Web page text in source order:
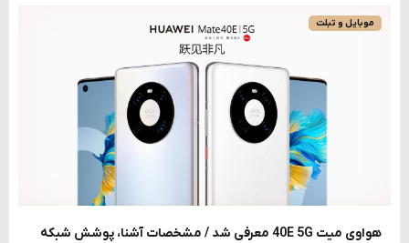
موبایل و تبلت
هواوی میت 40E 5G معرفی شد / مشخصات آشنا، پوشش شبکه